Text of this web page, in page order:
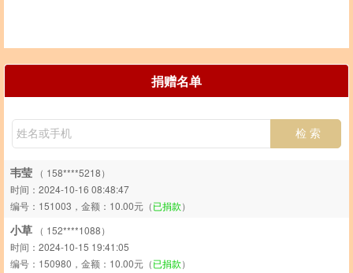
捐赠名单
韦莹 （ 158****5218）
时间：2024-10-16 08:48:47
编号：151003，金额：10.00元（已捐款）
小草 （ 152****1088）
时间：2024-10-15 19:41:05
编号：150980，金额：10.00元（已捐款）